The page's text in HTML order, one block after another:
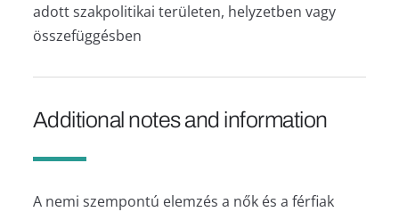
adott szakpolitikai területen, helyzetben vagy
összefüggésben
Additional notes and information
A nemi szempontú elemzés a nők és a férfiak